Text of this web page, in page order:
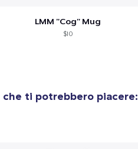
LMM "Cog" Mug
$10
che ti potrebbero piacere: